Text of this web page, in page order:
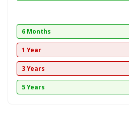
6 Months
1 Year
3 Years
5 Years